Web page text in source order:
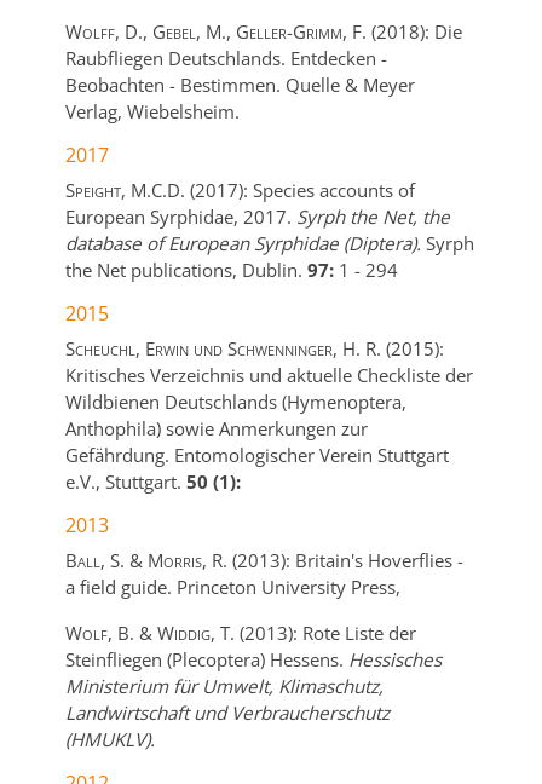
Wolff, D., Gebel, M., Geller-Grimm, F.(2018): Die
Raubfliegen Deutschlands. Entdecken -
Beobachten - Bestimmen. Quelle & Meyer
Verlag,Wiebelsheim.
2017
Speight, M.C.D.(2017):Species accounts of
European Syrphidae, 2017. Syrph the Net, the
database of European Syrphidae (Diptera).Syrph
the Net publications, Dublin.97: 1 -294
2015
Scheuchl, Erwin und Schwenninger, H. R.(2015):
Kritisches Verzeichnis und aktuelle Checkliste der
Wildbienen Deutschlands (Hymenoptera,
Anthophila) sowie Anmerkungen zur
Gefährdung. Entomologischer Verein Stuttgart
e.V.,Stuttgart.50 (1):
2013
Ball, S. & Morris, R.(2013): Britain's Hoverflies -
a field guide. Princeton University Press,
Wolf, B. & Widdig, T.(2013): Rote Liste der
Steinfliegen (Plecoptera) Hessens. Hessisches
Ministerium für Umwelt, Klimaschutz,
Landwirtschaft und Verbraucherschutz
(HMUKLV).